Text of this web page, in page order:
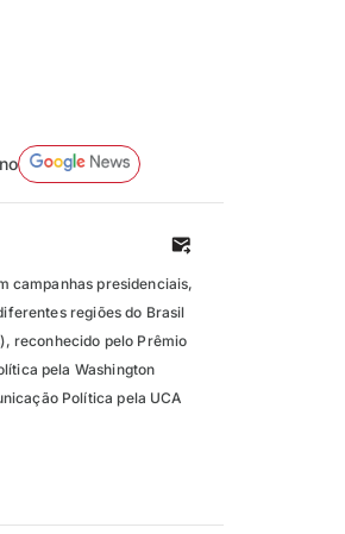
campanhas presidenciais,
regiões do Brasil
reconhecido pelo Prêmio
pela Washington
Política pela UCA